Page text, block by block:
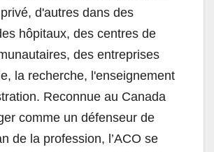
d'autres dans des
hôpitaux, des centres de
des entreprises
la recherche, l'enseignement
Reconnue au Canada
comme un défenseur de
de la profession, l’ACO se